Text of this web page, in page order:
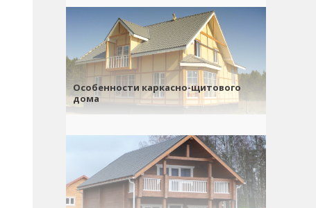
Особенности каркасно-щитового
дома